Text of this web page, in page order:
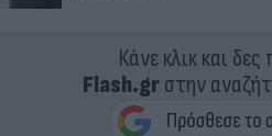
Κάνε κλικ και
Flash.grστην